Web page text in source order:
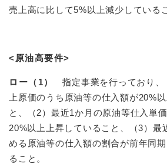
売上高に比して5%以上減少している
<原油高要件>
ロー（1）
指定事業を行っており、
上原価のうち原油等の仕入額が20%
と、（2）最近1か月の原油等仕入単
20%以上上昇していること、（3）最
める原油等の仕入額の割合が前年同
ること。